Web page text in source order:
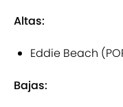
Altas:
Eddie Beach
Bajas: